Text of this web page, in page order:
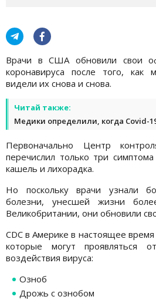
Врачи в США обновили свои
коронавируса после того, как
видели их снова и снова.
Читай также:
Медики определили, когда Covid-
Первоначально Центр
перечислил только три
кашель и лихорадка.
Но поскольку врачи узнали
болезни, унесшей жизни
Великобритании, они обновили
CDC в Америке в настоящее
которые могут
воздействия вируса:
Озноб
Дрожь с ознобом